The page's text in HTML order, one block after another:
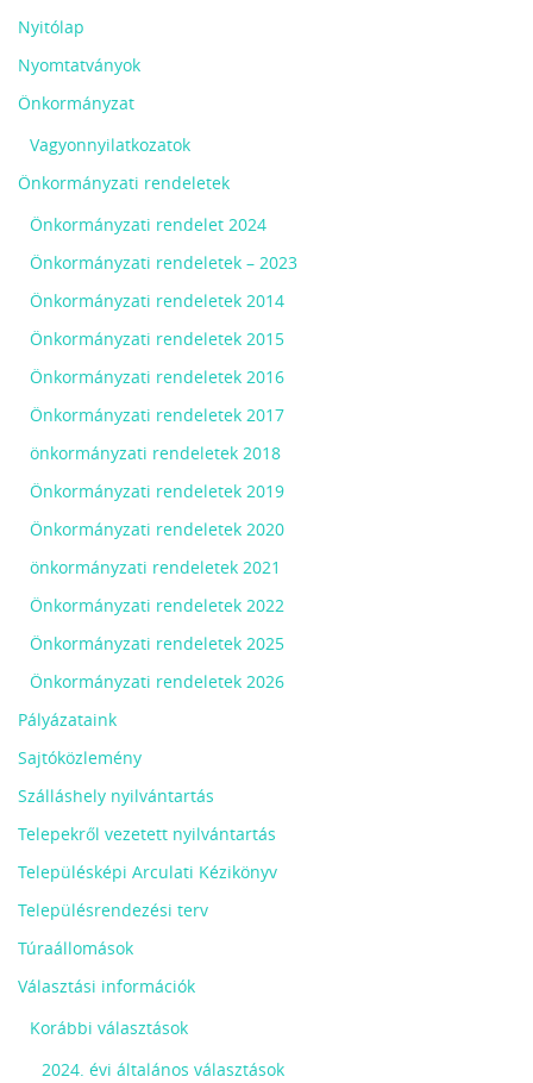
Nyitólap
Nyomtatványok
Önkormányzat
Vagyonnyilatkozatok
Önkormányzati rendeletek
Önkormányzati rendelet 2024
Önkormányzati rendeletek – 2023
Önkormányzati rendeletek 2014
Önkormányzati rendeletek 2015
Önkormányzati rendeletek 2016
Önkormányzati rendeletek 2017
önkormányzati rendeletek 2018
Önkormányzati rendeletek 2019
Önkormányzati rendeletek 2020
önkormányzati rendeletek 2021
Önkormányzati rendeletek 2022
Önkormányzati rendeletek 2025
Önkormányzati rendeletek 2026
Pályázataink
Sajtóközlemény
Szálláshely nyilvántartás
Telepekről vezetett nyilvántartás
Településképi Arculati Kézikönyv
Településrendezési terv
Túraállomások
Választási információk
Korábbi választások
2024. évi általános választások